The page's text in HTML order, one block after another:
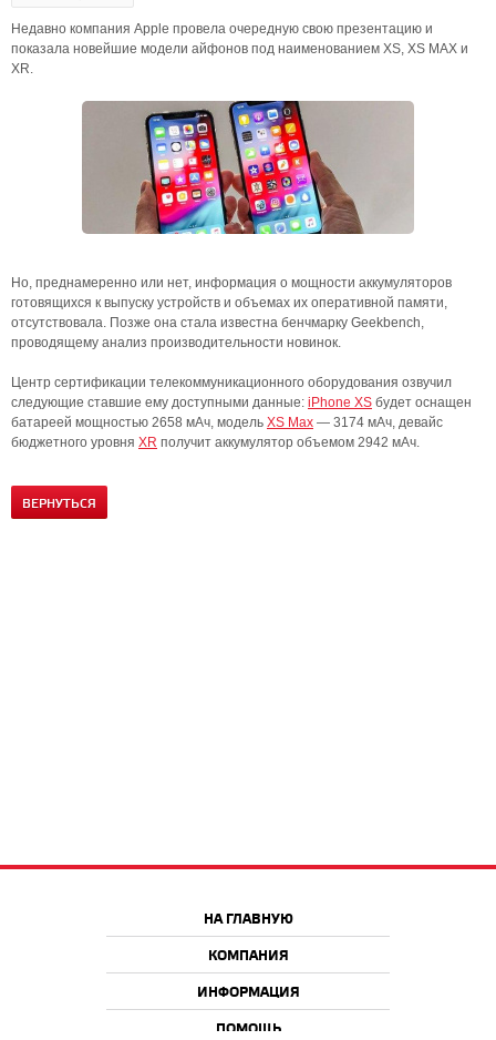
Недавно компания Apple провела очередную свою презентацию и
показала новейшие модели айфонов под наименованием XS, XS MAX и
XR.
Но, преднамеренно или нет, информация о мощности аккумуляторов
готовящихся к выпуску устройств и объемах их оперативной памяти,
отсутствовала. Позже она стала известна бенчмарку Geekbench,
проводящему анализ производительности новинок.
Центр сертификации телекоммуникационного оборудования озвучил
следующие ставшие ему доступными данные: iPhone XS будет оснащен
батареей мощностью 2658 мАч, модель XS Max — 3174 мАч, девайс
бюджетного уровня XR получит аккумулятор объемом 2942 мАч.
ВЕРНУТЬСЯ
НА ГЛАВНУЮ
КОМПАНИЯ
ИНФОРМАЦИЯ
ПОМОЩЬ